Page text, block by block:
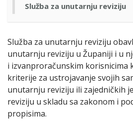
Služba za unutarnju reviziju
Služba za unutarnju reviziju
unutarnju reviziju u Županiji i u
i izvanproračunskim korisnicima
kriterije za ustrojavanje svojih
unutarnju reviziju ili zajedničkih
reviziju u skladu sa zakonom i
propisima.